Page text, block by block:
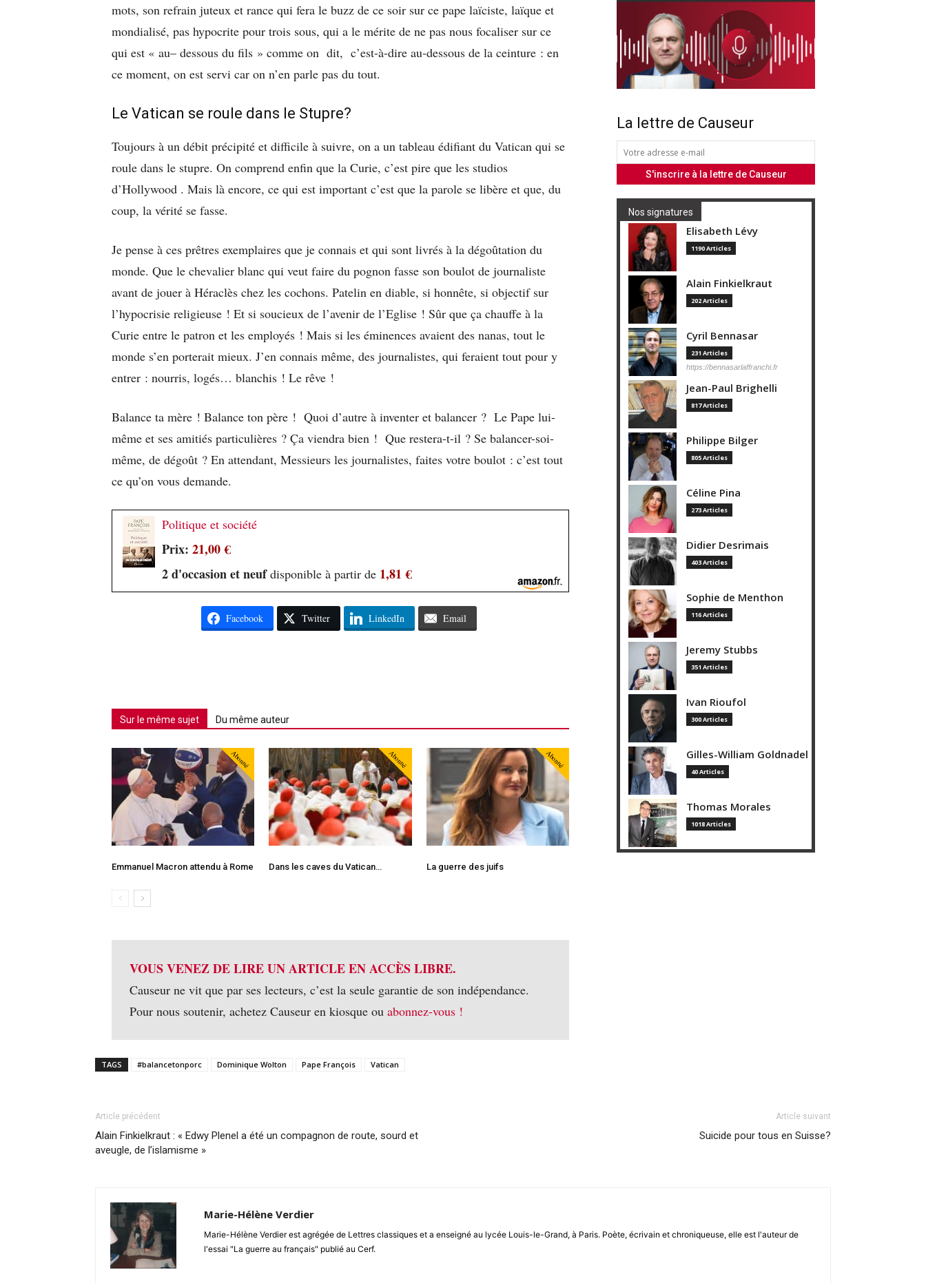
mots, son refrain juteux et rance qui fera le buzz de ce soir sur ce pape laïciste, laïque et
mondialisé, pas hypocrite pour trois sous, qui a le mérite de ne pas nous focaliser sur ce
qui est « au– dessous du fils » comme on dit, c’est-à-dire au-dessous de la ceinture : en
ce moment, on est servi car on n’en parle pas du tout.
Le Vatican se roule dans le Stupre?
Toujours à un débit précipité et difficile à suivre, on a un tableau édifiant du Vatican qui se
roule dans le stupre. On comprend enfin que la Curie, c’est pire que les studios
d’Hollywood . Mais là encore, ce qui est important c’est que la parole se libère et que, du
coup, la vérité se fasse.
Je pense à ces prêtres exemplaires que je connais et qui sont livrés à la dégoûtation du
monde. Que le chevalier blanc qui veut faire du pognon fasse son boulot de journaliste
avant de jouer à Héraclès chez les cochons. Patelin en diable, si honnête, si objectif sur
l’hypocrisie religieuse ! Et si soucieux de l’avenir de l’Eglise ! Sûr que ça chauffe à la
Curie entre le patron et les employés ! Mais si les éminences avaient des nanas, tout le
monde s’en porterait mieux. J’en connais même, des journalistes, qui feraient tout pour y
entrer : nourris, logés… blanchis ! Le rêve !
Balance ta mère ! Balance ton père ! Quoi d’autre à inventer et balancer ? Le Pape lui-
même et ses amitiés particulières ? Ça viendra bien ! Que restera-t-il ? Se balancer-soi-
même, de dégoût ? En attendant, Messieurs les journalistes, faites votre boulot : c’est tout
ce qu’on vous demande.
Politique et société
Prix: 21,00 €
2 d'occasion et neufdisponible à partir de 1,81 €
Facebook Twitter LinkedIn Email
Sur le même sujet Du même auteur
Abonné
Emmanuel Macron attendu à Rome
Abonné
Dans les caves du Vatican…
Abonné
La guerre des juifs
VOUS VENEZ DE LIRE UN ARTICLE EN ACCÈS LIBRE.
Causeur ne vit que par ses lecteurs, c’est la seule garantie de son indépendance.
Pour nous soutenir, achetez Causeur en kiosque ou abonnez-vous !
La lettre de Causeur
Nos signatures
Elisabeth Lévy
1190 Articles
Alain Finkielkraut
202 Articles
Cyril Bennasar
231 Articles
https://bennasarlaffranchi.fr
Jean-Paul Brighelli
817 Articles
Philippe Bilger
805 Articles
Céline Pina
273 Articles
Didier Desrimais
403 Articles
Sophie de Menthon
116 Articles
Jeremy Stubbs
351 Articles
Ivan Rioufol
300 Articles
Gilles-William Goldnadel
40 Articles
Thomas Morales
1018 Articles
TAGS #balancetonporc Dominique Wolton Pape François Vatican
Article précédent
Alain Finkielkraut : « Edwy Plenel a été un compagnon de route, sourd et
aveugle, de l’islamisme »
Article suivant
Suicide pour tous en Suisse?
Marie-Hélène Verdier
Marie-Hélène Verdier est agrégée de Lettres classiques et a enseigné au lycée Louis-le-Grand, à Paris. Poète, écrivain et chroniqueuse, elle est l'auteur de
l'essai "La guerre au français" publié au Cerf.